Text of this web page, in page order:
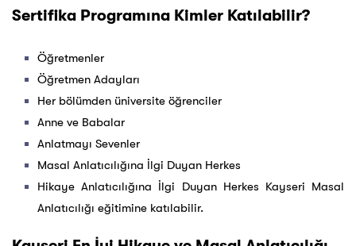
Sertifika Programına Kimler Katılabilir?
Öğretmenler
Öğretmen Adayları
Her bölümden üniversite öğrenciler
Anne ve Babalar
Anlatmayı Sevenler
Masal Anlatıcılığına İlgi Duyan Herkes
Hikaye Anlatıcılığına İlgi Duyan Herkes Kayseri Masal
Anlatıcılığı eğitimine katılabilir.